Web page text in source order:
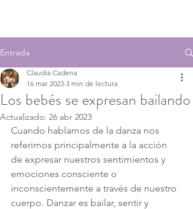
Entrada
Los bebés se expresan bailando
Claudia Cadena
16 mar 2023 3 min de lectura
Actualizado: 26 abr 2023
Cuando hablamos de la danza nos
referimos principalmente a la acción
de expresar nuestros sentimientos y
emociones consciente o
inconscientemente a través de nuestro
cuerpo. Danzar es bailar, sentir y